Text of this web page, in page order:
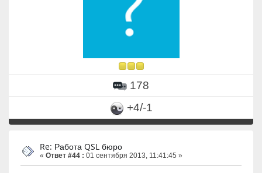
178
+4/-1
Re: Работа QSL бюро
« Ответ #44 : 01 сентября 2013, 11:41:45 »